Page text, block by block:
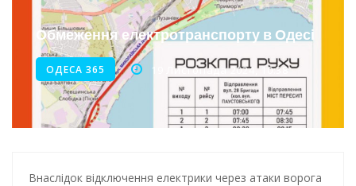
Нічна атака на Одесу: наслідки обстрілу
Енергетична підтримка для Одеси
Обмеження електротранспорту в Одесі
ОДЕСА 365 19 Листопада 2024, 10:38
Внаслідок відключення електрики через атаки ворога